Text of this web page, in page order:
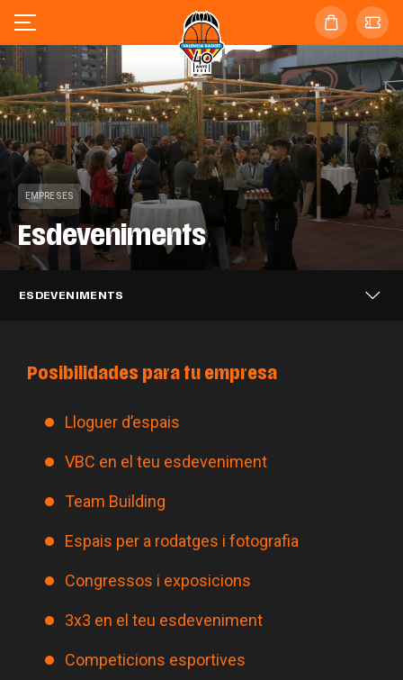
EMPRESES
Esdeveniments
ESDEVENIMENTS
Posibilidades para tu empresa
Lloguer d’espais
VBC en el teu esdeveniment
Team Building
Espais per a rodatges i fotografia
Congressos i exposicions
3x3 en el teu esdeveniment
Competicions esportives